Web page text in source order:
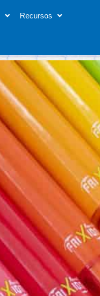
Recursos